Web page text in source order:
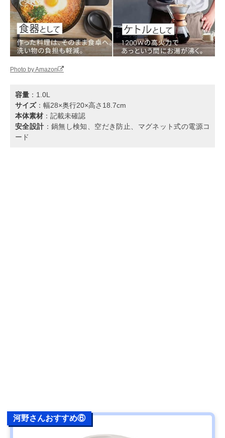
Photo by Amazon
容量 ：1.0L
サイズ：幅28×奥行20×高さ18.7cm
本体素材 ：記載未確認
安全設計 ：鍋無し検知、空だき防止、マグネット式の電源コ
ード
河野さんおすすめ⑥